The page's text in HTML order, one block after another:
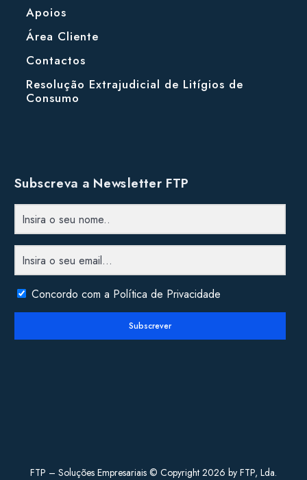
Apoios
Área Cliente
Contactos
Resolução Extrajudicial de Litígios de
Consumo
Subscreva a Newsletter FTP
Concordo com a Política de Privacidade
Subscrever
FTP – Soluções Empresariais © Copyright 2026 by FTP, Lda.